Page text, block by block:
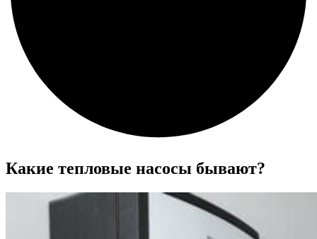
Какие тепловые насосы бывают?